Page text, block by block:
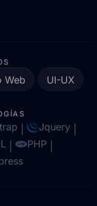
Web UI-UX
Jquery
PHP